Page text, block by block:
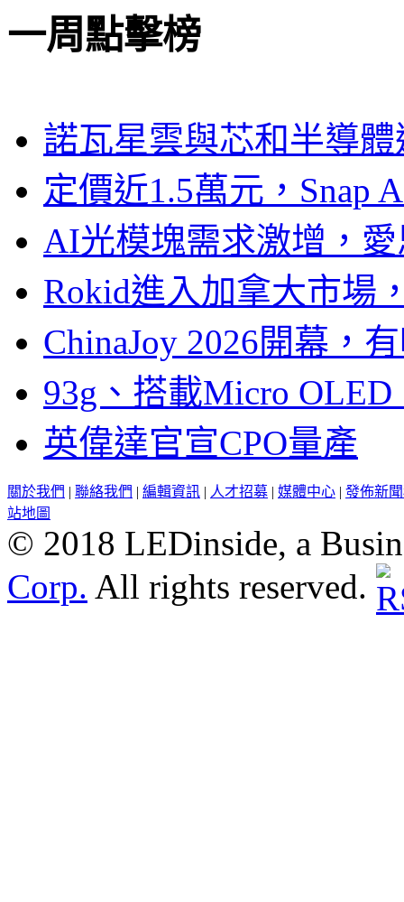
一周點擊榜
諾瓦星雲與芯和半導
定價近1.5萬元，Snap
AI光模塊需求激增，
Rokid進入加拿大市場
ChinaJoy 2026開幕，
93g、搭載Micro
英偉達官宣CPO量產
關於我們 | 聯絡我們 | 編輯資訊 | 人才招募 | 媒體中心 | 發佈新
站地圖
© 2018 LEDinside, a
Corp. All rights reserved.